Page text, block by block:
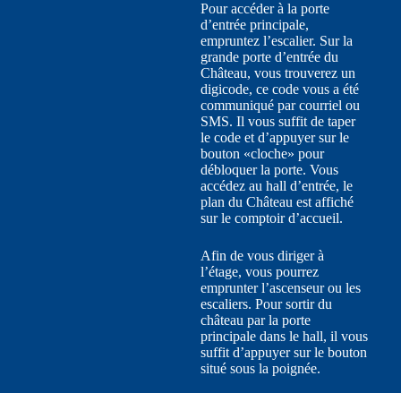
Pour accéder à la porte
d’entrée principale,
empruntez l’escalier. Sur la
grande porte d’entrée du
Château, vous trouverez un
digicode, ce code vous a été
communiqué par courriel ou
SMS. Il vous suffit de taper
le code et d’appuyer sur le
bouton «cloche» pour
débloquer la porte. Vous
accédez au hall d’entrée, le
plan du Château est affiché
sur le comptoir d’accueil.
Afin de vous diriger à
l’étage, vous pourrez
emprunter l’ascenseur ou les
escaliers. Pour sortir du
château par la porte
principale dans le hall, il vous
suffit d’appuyer sur le bouton
situé sous la poignée.